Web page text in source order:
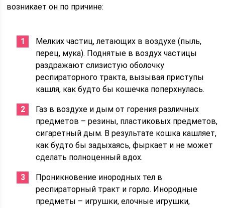
возникает он по причине:
Мелких частиц, летающих в воздухе (пыль,
перец, мука). Поднятые в воздух частицы
раздражают слизистую оболочку
респираторного тракта, вызывая приступы
кашля, как будто бы кошечка поперхнулась.
Газ в воздухе и дым от горения различных
предметов – резины, пластиковых предметов,
сигаретный дым. В результате кошка кашляет,
как будто бы задыхаясь, фыркает и не может
сделать полноценный вдох.
Проникновение инородных тел в
респираторный тракт и горло. Инородные
предметы – игрушки, елочные игрушки,